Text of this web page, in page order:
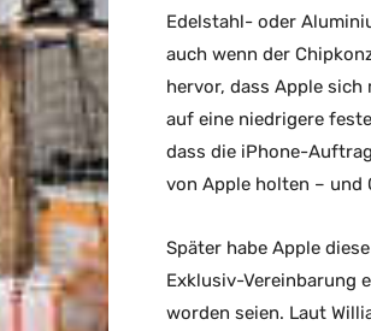
Edelstahl- oder
auch wenn der
hervor, dass Apple
auf eine niedrigere
dass die iPhone-
von Apple holten – und
Später habe Apple
Exklusiv-Vereinbarung
worden seien. Laut